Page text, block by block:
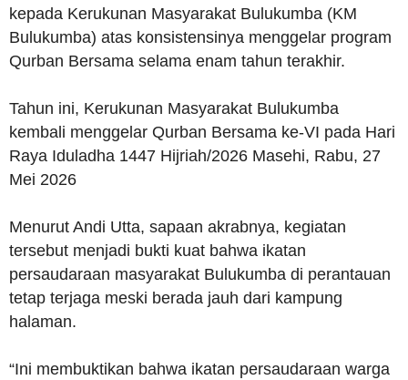
kepada Kerukunan Masyarakat Bulukumba (KM
Bulukumba) atas konsistensinya menggelar program
Qurban Bersama selama enam tahun terakhir.
Tahun ini, Kerukunan Masyarakat Bulukumba
kembali menggelar Qurban Bersama ke-VI pada Hari
Raya Iduladha 1447 Hijriah/2026 Masehi, Rabu, 27
Mei 2026
Menurut Andi Utta, sapaan akrabnya, kegiatan
tersebut menjadi bukti kuat bahwa ikatan
persaudaraan masyarakat Bulukumba di perantauan
tetap terjaga meski berada jauh dari kampung
halaman.
“Ini membuktikan bahwa ikatan persaudaraan warga